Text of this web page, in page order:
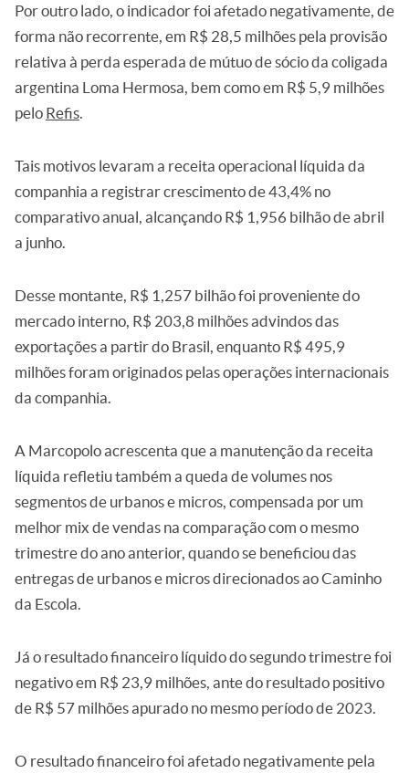
Por outro lado, o indicador foi afetado negativamente, de
forma não recorrente, em R$ 28,5 milhões pela provisão
relativa à perda esperada de mútuo de sócio da coligada
argentina Loma Hermosa, bem como em R$ 5,9 milhões
pelo Refis
Tais motivos levaram a receita operacional líquida da
companhia a registrar crescimento de 43,4% no
comparativo anual, alcançando R$ 1,956 bilhão de abril
a junho.
Desse montante, R$ 1,257 bilhão foi proveniente do
mercado interno, R$ 203,8 milhões advindos das
exportações a partir do Brasil, enquanto R$ 495,9
milhões foram originados pelas operações internacionais
da companhia.
A Marcopolo acrescenta que a manutenção da receita
líquida refletiu também a queda de volumes nos
segmentos de urbanos e micros, compensada por um
melhor mix de vendas na comparação com o mesmo
trimestre do ano anterior, quando se beneficiou das
entregas de urbanos e micros direcionados ao Caminho
da Escola.
Já o resultado financeiro líquido do segundo trimestre foi
negativo em R$ 23,9 milhões, ante do resultado positivo
de R$ 57 milhões apurado no mesmo período de 2023.
O resultado financeiro foi afetado negativamente pela